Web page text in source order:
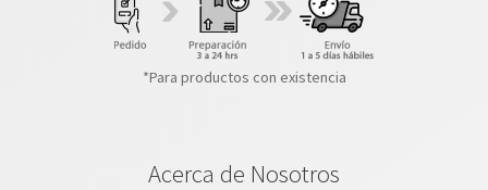
*Para productos con existencia
Acerca de Nosotros